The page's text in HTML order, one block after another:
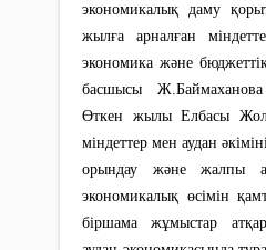
экономикалық даму
жылға арналған
экономика және
басшысы
Өткен жылы Елбасы
міндеттер мен аудан
орындау және жалпы
экономикалық өсімін
біршама жұмыстар